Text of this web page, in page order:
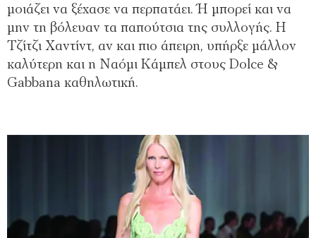
μοιάζει να ξέχασε να περπατάει. Ή μπορεί και να
μην τη βόλευαν τα παπούτσια της συλλογής. Η
Τζίτζι Χαντίντ, αν και πιο άπειρη, υπήρξε μάλλον
καλύτερη και η Ναόμι Κάμπελ στους Dolce &
Gabbana καθηλωτική.